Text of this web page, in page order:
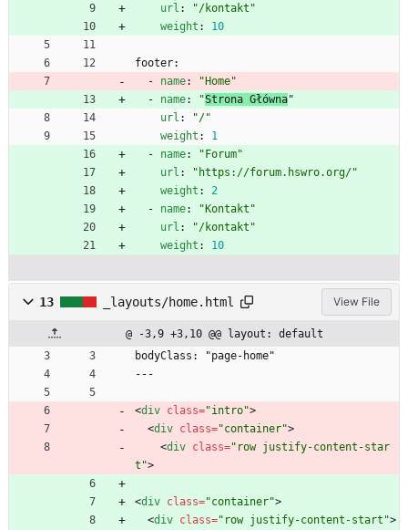
url :
"/kontakt"
weight : 10
footer:
- name:
"Home"
- name: "Strona Główna"
url :
"/"
weight :
1
- name:
"Forum"
url :
"https://forum.hswro.org/"
weight :
2
- name:
"Kontakt"
url :
"/kontakt"
weight : 10
13 _layouts/home.html View File
@ -3,9 +3,10 @@ layout: default
bodyClass: "page-home"
---
<div class="intro">
<div class="container">
<div class="row justify-content-star
t">
<div class="container">
<div class="row justify-content-start">